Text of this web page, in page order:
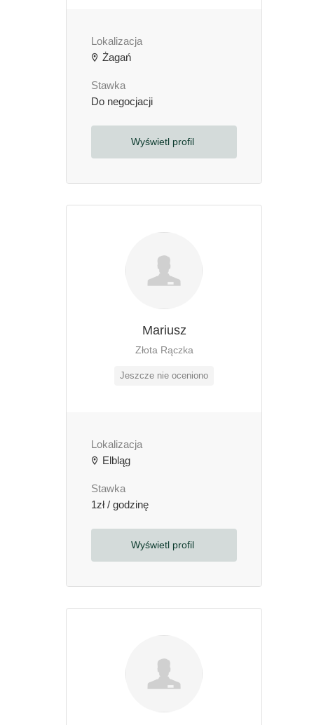
Lokalizacja
Żagań
Stawka
Do negocjacji
Wyświetl profil
Mariusz
Złota Rączka
Jeszcze nie oceniono
Lokalizacja
Elbląg
Stawka
1zł / godzinę
Wyświetl profil